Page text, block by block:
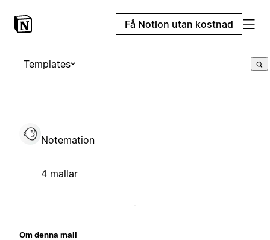
Få Notion utan kostnad
Templates
Notemation
4 mallar
Om denna mall